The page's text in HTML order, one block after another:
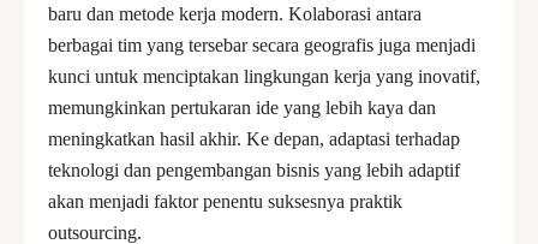
baru dan metode kerja modern. Kolaborasi antara
berbagai tim yang tersebar secara geografis juga menjadi
kunci untuk menciptakan lingkungan kerja yang inovatif,
memungkinkan pertukaran ide yang lebih kaya dan
meningkatkan hasil akhir. Ke depan, adaptasi terhadap
teknologi dan pengembangan bisnis yang lebih adaptif
akan menjadi faktor penentu suksesnya praktik
outsourcing.